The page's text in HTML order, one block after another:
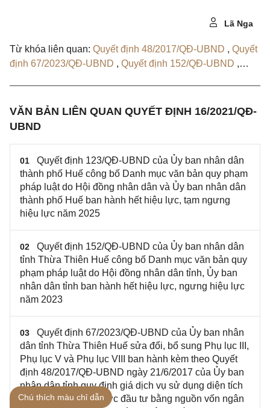
Lã Nga
Từ khóa liên quan: Quyết định 48/2017/QĐ-UBND , Quyết
định 67/2023/QĐ-UBND , Quyết định 152/QĐ-UBND ,
VĂN BẢN LIÊN QUAN QUYẾT ĐỊNH 16/2021/QĐ-
UBND
01
Quyết định 123/QĐ-UBND của Ủy ban nhân dân
thành phố Huế công bố Danh mục văn bản quy phạm
pháp luật do Hội đồng nhân dân và Ủy ban nhân dân
thành phố Huế ban hành hết hiệu lực, tạm ngưng
hiệu lực năm 2025
02
Quyết định 152/QĐ-UBND của Ủy ban nhân dân
tỉnh Thừa Thiên Huế công bố Danh mục văn bản quy
phạm pháp luật do Hội đồng nhân dân tỉnh, Ủy ban
nhân dân tỉnh ban hành hết hiệu lực, ngưng hiệu lực
năm 2023
03
Quyết định 67/2023/QĐ-UBND của Ủy ban nhân
dân tỉnh Thừa Thiên Huế sửa đổi, bổ sung Phụ lục III,
Phụ lục V và Phụ lục VIII ban hành kèm theo Quyết
định 48/2017/QĐ-UBND ngày 21/6/2017 của Ủy ban
nhân dân tỉnh quy định giá dịch vụ sử dụng diện tích
bán hàng tại chợ được đầu tư bằng nguồn vốn ngân
Chú thích màu chỉ dẫn